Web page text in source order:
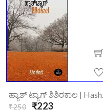
₹250 ₹223